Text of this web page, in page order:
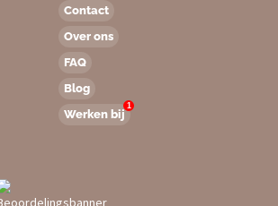
Contact
Over ons
FAQ
Blog
Werken bij
1